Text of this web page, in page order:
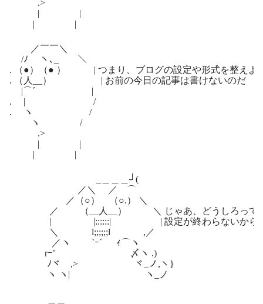
.>
| |
| |
／￣￣＼
/ﾉ ヽ､_ ＼
. （●）（● ） | つまり、ブログの設定や形式を整えよ
. （人__） | お前の今日の記事は書けないのだ
|⌒´ |
. | /
. ヽ /
ヽ /
.>
| |
| |
_＿＿＿┘(
／＼ ／ ⌒
／（○） （○.） ＼
／ （__人__） ＼ じゃあ、どうしろって言
| |::::::| | 設定が終わらないから記事が
＼ l;;;;;;l ,／
／ヽ `ｰ´ ｨ⌒ヽ
rｰ’ゝ 〆ヽ .)
ﾉヾ ,> ヾ_ノ,ヽ}
ヽ ヽ| ヽ_ノ